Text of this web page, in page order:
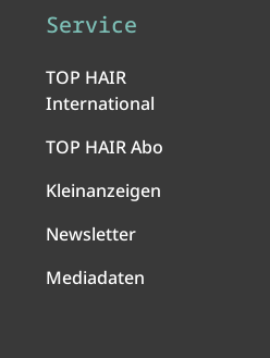
Service
TOP HAIR
International
TOP HAIR Abo
Kleinanzeigen
Newsletter
Mediadaten